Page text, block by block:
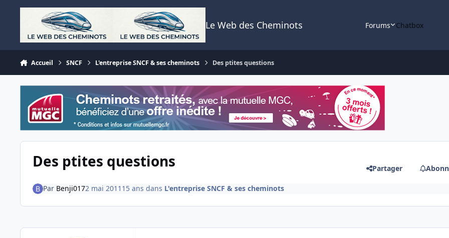
Aller au contenu
Le Web des Cheminots Forums Chatbox
Accueil SNCF L'entreprise SNCF & ses cheminots Des ptites questions
Des ptites questions Partager
Par Benji0172 mai 2011 15 ans dans L'entreprise SNCF & ses cheminots